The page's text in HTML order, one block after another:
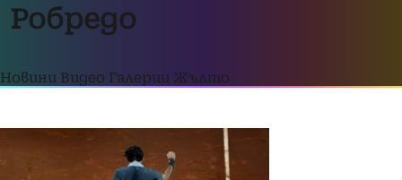
Робредо
Новини Видео Галерии Жълто